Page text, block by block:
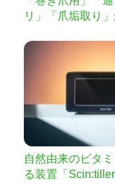
リ」「爪垢取り
自然由来のビタ
る装置「